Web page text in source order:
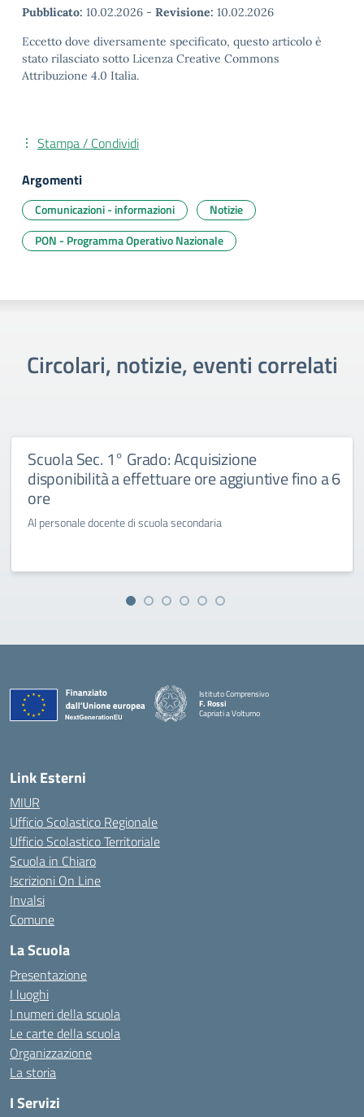
Pubblicato: 10.02.2026 - Revisione: 10.02.2026
Eccetto dove diversamente specificato, questo articolo è
stato rilasciato sotto Licenza Creative Commons
Attribuzione 4.0 Italia.
Stampa / Condividi
Argomenti
Comunicazioni - informazioni
Notizie
PON - Programma Operativo Nazionale
Circolari, notizie, eventi correlati
Scuola Sec. 1° Grado: Acquisizione
disponibilità a effettuare ore aggiuntive fino a 6
ore
Al personale docente di scuola secondaria
Istituto Comprensivo
F. Rossi
Capriati a Volturno
— Visita la pagina iniziale della scuola
Link Esterni
MIUR
Ufficio Scolastico Regionale
Ufficio Scolastico Territoriale
Scuola in Chiaro
Iscrizioni On Line
Invalsi
Comune
La Scuola
Presentazione
I luoghi
I numeri della scuola
Le carte della scuola
Organizzazione
La storia
I Servizi